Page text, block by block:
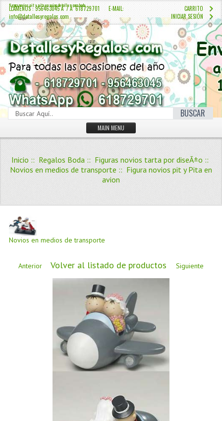
figura novios pit y pita en avion detalles para boda
LLÁMENOS : 956463045 Â / Â 618729701 E-MAIL:
info@detallesyregalos.com
CARRITO
INICIAR SESIÓN
BUSCAR
MAIN MENU
CONTÁCTENOS
Iniciar sesión
QUIENES SOMOS
DÓNDE ESTAMOS
BLOG
Inicio :: Regalos Boda :: Figuras novios tarta por diseÃ±o ::
Novios en medios de transporte :: Figura novios pit y Pita en
avion
Novios en medios de transporte
Anterior Volver al listado de productos Siguiente